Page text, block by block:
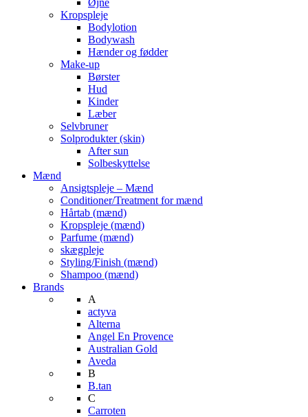
Øjne
Kropspleje
Bodylotion
Bodywash
Hænder og fødder
Make-up
Børster
Hud
Kinder
Læber
Selvbruner
Solprodukter (skin)
After sun
Solbeskyttelse
Mænd
Ansigtspleje – Mænd
Conditioner/Treatment for mænd
Hårtab (mænd)
Kropspleje (mænd)
Parfume (mænd)
skægpleje
Styling/Finish (mænd)
Shampoo (mænd)
Brands
A
actyva
Alterna
Angel En Provence
Australian Gold
Aveda
B
B.tan
C
Carroten